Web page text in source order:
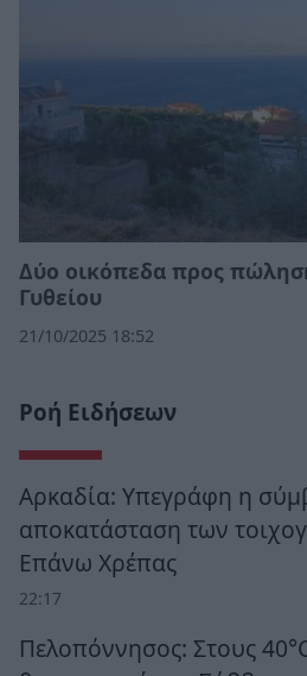
Δύο οικόπεδα προς
Γυθείου
21/10/2025 18:52
Ροή Ειδήσεων
Αρκαδία: Υπεγράφη η
αποκατάσταση των
Επάνω Χρέπας
22:17
Πελοπόννησος: Στους